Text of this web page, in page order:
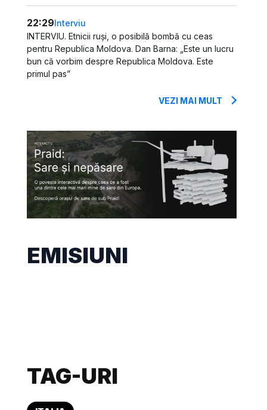
22:29Interviu
INTERVIU. Etnicii ruși, o posibilă bombă cu ceas
pentru Republica Moldova. Dan Barna: „Este un lucru
bun că vorbim despre Republica Moldova. Este
primul pas”
VEZI MAI MULT
EMISIUNI
TAG-URI